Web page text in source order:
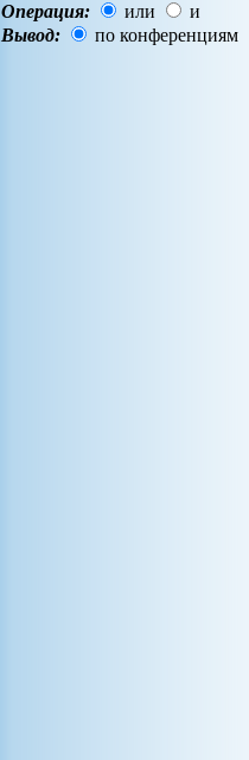
Операция:
или
и
Вывод:
по конференциям